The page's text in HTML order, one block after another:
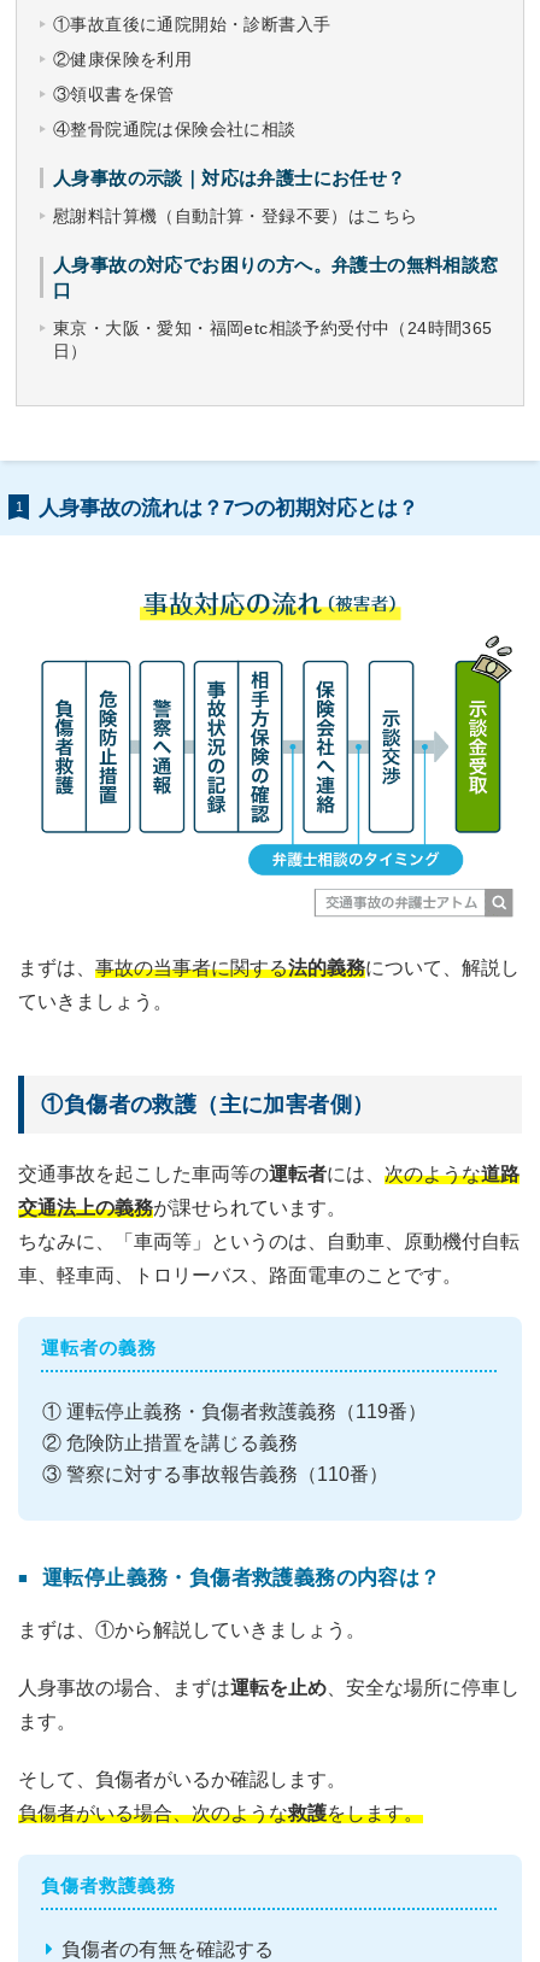
①事故直後に通院開始・診断書入手
②健康保険を利用
③領収書を保管
④整骨院通院は保険会社に相談
人身事故の示談｜対応は弁護士にお任せ？
慰謝料計算機（自動計算・登録不要）はこちら
人身事故の対応でお困りの方へ。弁護士の無料相談窓
口
東京・大阪・愛知・福岡etc相談予約受付中（24時間365
日）
1 人身事故の流れは？7つの初期対応とは？
まずは、 事故の当事者に関する法的義務について、解説し
ていきましょう。
①負傷者の救護（主に加害者側）
交通事故を起こした車両等の運転者には、 次のような道路
交通法上の義務が課せられています。
ちなみに、「車両等」というのは、自動車、原動機付自転
車、軽車両、トロリーバス、路面電車のことです。
運転者の義務
① 運転停止義務・負傷者救護義務（119番）
② 危険防止措置を講じる義務
③ 警察に対する事故報告義務（110番）
運転停止義務・負傷者救護義務の内容は？
まずは、①から解説していきましょう。
人身事故の場合、まずは運転を止め 、安全な場所に停車し
ます。
そして、負傷者がいるか確認します。
負傷者がいる場合、次のような救護をします。
負傷者救護義務
負傷者の有無を確認する